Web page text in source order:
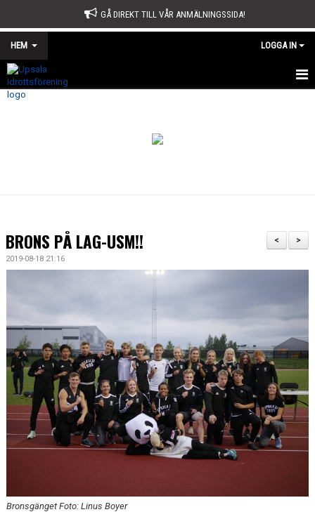
GÅ DIREKT TILL VÅR ANMÄLNINGSSIDA!
HEM LOGGA IN
START
ÅRSMÖTE
BÖRJA TRÄNA FRIIDROTT
FAQ
MEDLEMSINFO
ARRANGEMANG
FUNKTIONÄRSINFO
SOMMARFRIIDROTTSSKOLAN
>
<
BRONS PÅ LAG-USM!!
2019-08-18 21:16
Bronsgänget Foto: Linus Boyer